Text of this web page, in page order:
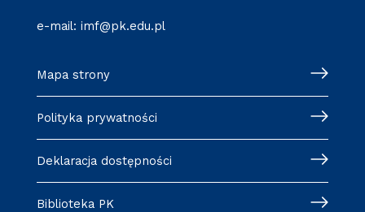
e-mail: imf@pk.edu.pl
Mapa strony
Polityka prywatności
Deklaracja dostępności
Biblioteka PK